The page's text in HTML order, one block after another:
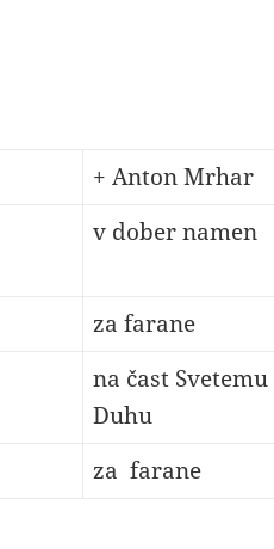
+ Anton Mrhar
v dober namen
za farane
na čast Svetemu
Duhu
za farane